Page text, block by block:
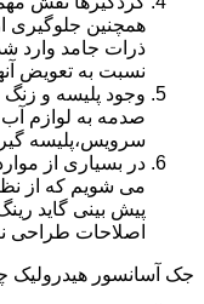
همچنین
ذرات جامد وارد
نسبت به تعویض
وجود پلیسه و
صدمه به لوازم آب
سرویس،پلیسه
در بسیاری از
می شویم که از
پیش بینی گاید
اصلاحات طراحی
جک آسانسور